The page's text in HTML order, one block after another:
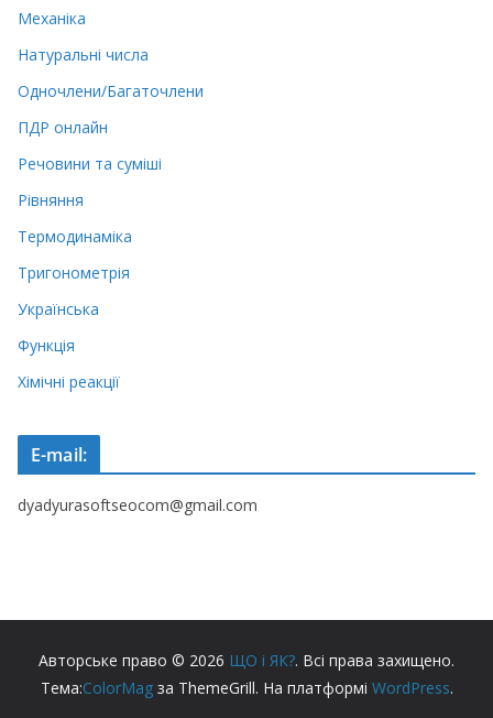
Механіка
Натуральні числа
Одночлени/Багаточлени
ПДР онлайн
Речовини та суміші
Рівняння
Термодинаміка
Тригонометрія
Українська
Функція
Хімічні реакції
E-mail:
dyadyurasoftseocom@gmail.com
Авторське право © 2026 ЩО і ЯК?. Всі права захищено.
Тема:ColorMagза ThemeGrill. На платформі WordPress.